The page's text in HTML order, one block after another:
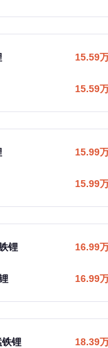
15.59
15.59
15.99
15.99
锂 16.99
16.99
锂 18.39